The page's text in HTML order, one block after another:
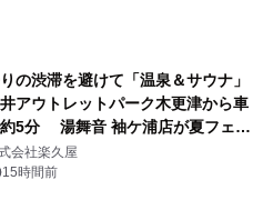
の渋滞を避けて「温泉＆サウナ」
アウトレットパーク木更津から車
5分 湯舞音 袖ケ浦店が夏フェア
ューを提供
会社楽久屋
15時間前